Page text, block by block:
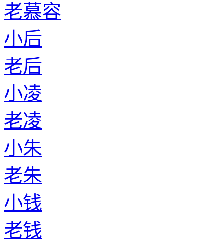
老慕容
小后
老后
小凌
老凌
小朱
老朱
小钱
老钱